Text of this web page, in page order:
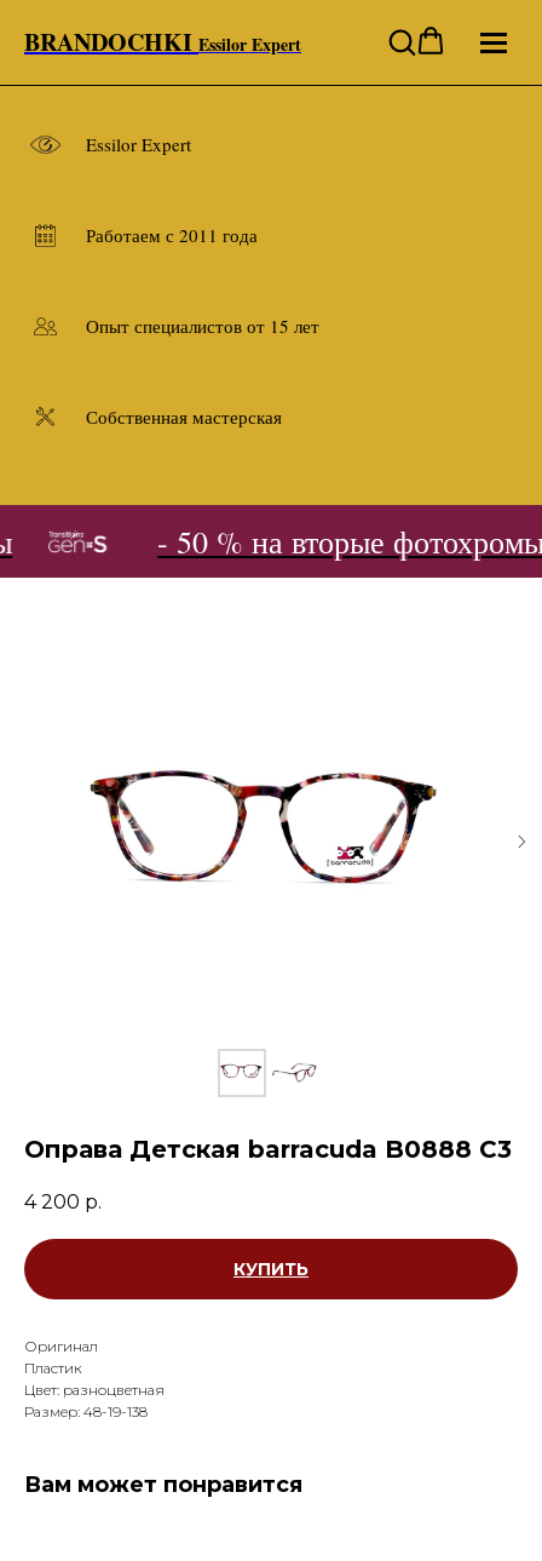
BRANDOCHKI Essilor Expert
Essilor Expert
Работаем с 2011 года
Опыт специалистов от 15 лет
Собственная мастерская
- 50 % на вторые фотохромы
Оправа Детская barracuda B0888 С3
4 200 р.
КУПИТЬ
Оригинал
Пластик
Цвет: разноцветная
Размер: 48-19-138
Вам может понравится